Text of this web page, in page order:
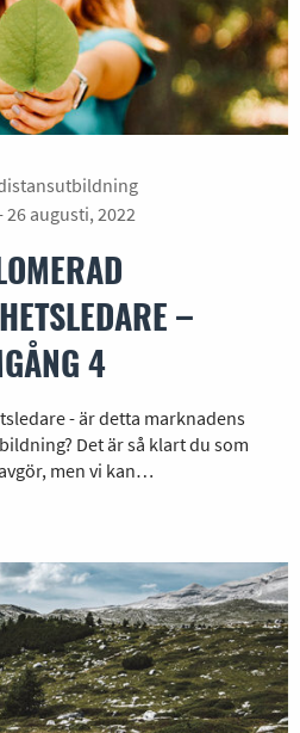
26 augusti, 2022
–
4
- är detta marknadens
Det är så klart du som
men vi kan…